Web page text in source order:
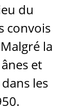
du
convois
la
et
les